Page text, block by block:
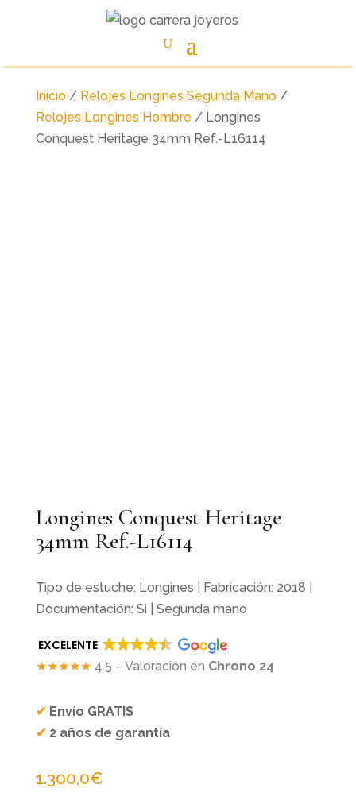
Inicio/ Relojes Longines Segunda Mano/
Relojes Longines Hombre / Longines
Conquest Heritage 34mm Ref.-L16114
Longines Conquest Heritage
34mm Ref.-L16114
Tipo de estuche: Longines | Fabricación: 2018 |
Documentación: Si | Segunda mano
EXCELENTE
★★★★★ 4.5 – Valoración en Chrono 24
✔ Envío GRATIS
✔ 2 años de garantía
1.300,0€